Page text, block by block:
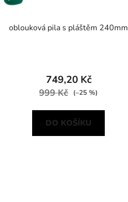
oblouková pila s pláštěm 240mm
749,20 Kč
999 Kč (–25 %)
DO KOŠÍKU